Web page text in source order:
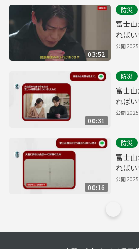
03:52
防災
富士
ればい
公開
00:31
防災
富士
れば
公開
00:16
防災
富士
れば
公開